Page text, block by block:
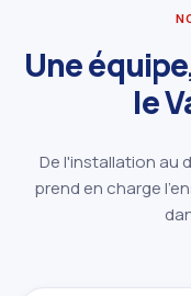
Une
le
De l'installation au
prend en charge